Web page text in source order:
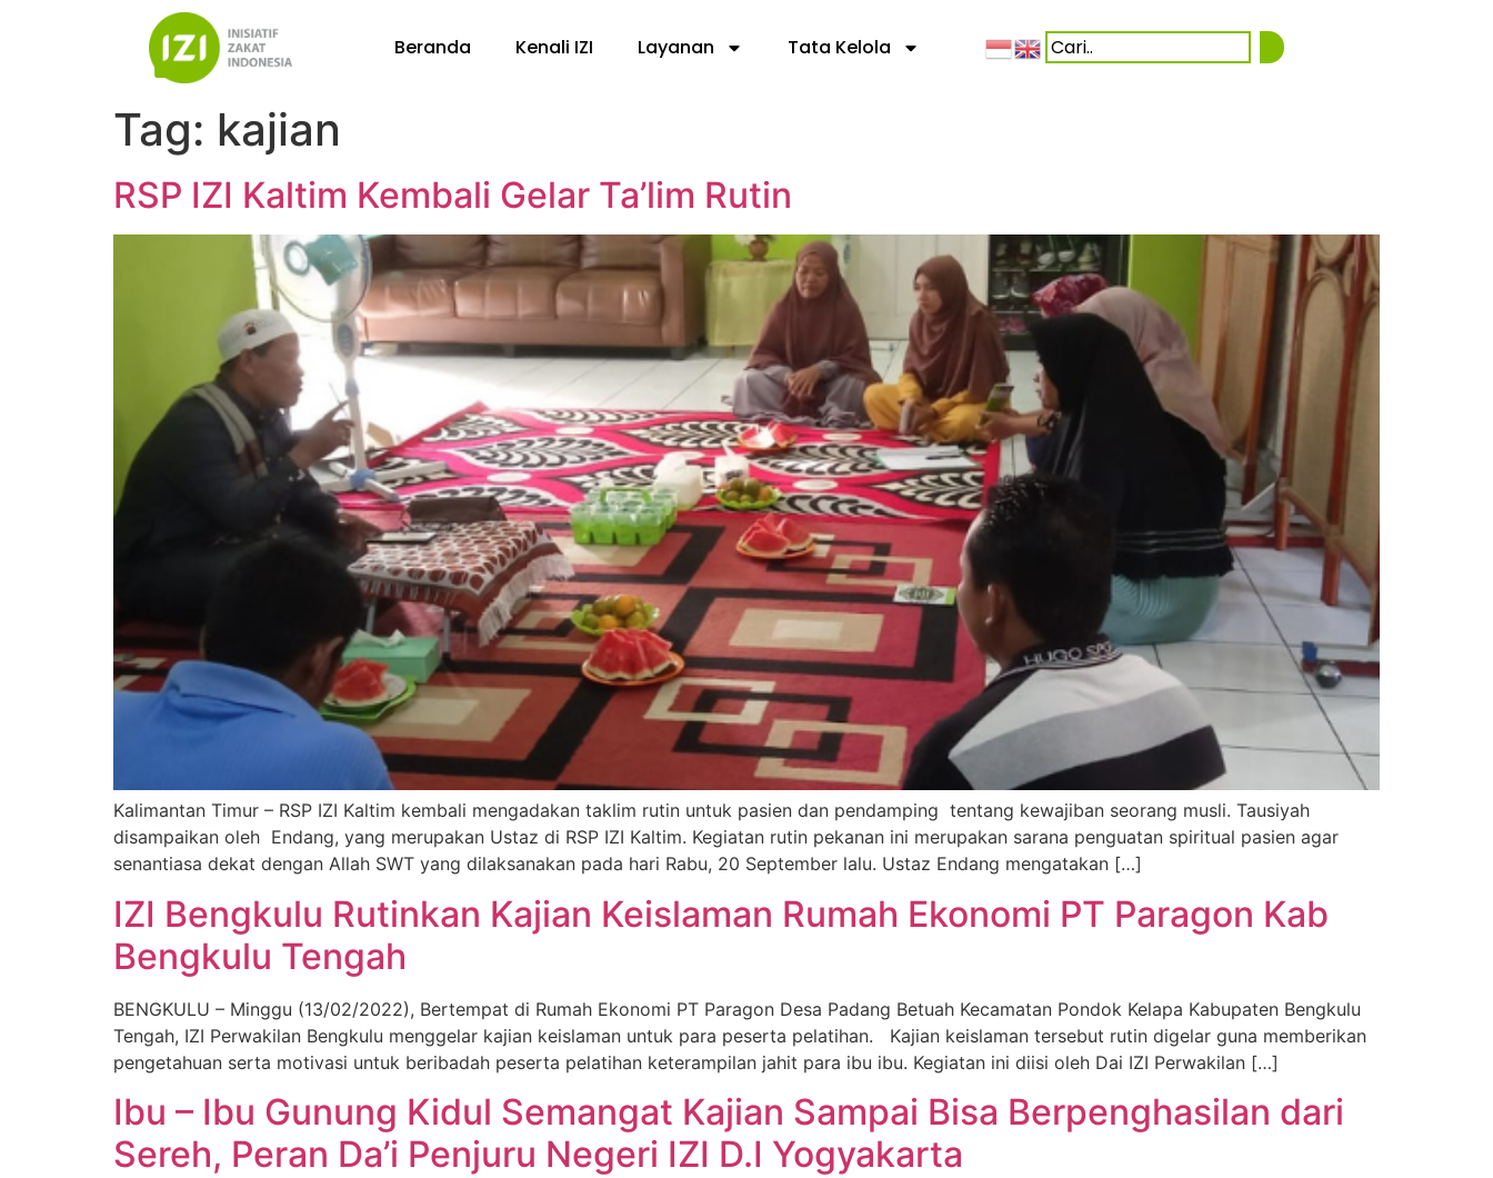
Beranda Kenali IZI Layanan Tata Kelola
Tag: kajian
RSP IZI Kaltim Kembali Gelar Ta’lim Rutin
Kalimantan Timur – RSP IZI Kaltim kembali mengadakan taklim rutin untuk pasien dan pendamping tentang kewajiban seorang musli. Tausiyah
disampaikan oleh Endang, yang merupakan Ustaz di RSP IZI Kaltim. Kegiatan rutin pekanan ini merupakan sarana penguatan spiritual pasien agar
senantiasa dekat dengan Allah SWT yang dilaksanakan pada hari Rabu, 20 September lalu. Ustaz Endang mengatakan […]
IZI Bengkulu Rutinkan Kajian Keislaman Rumah Ekonomi PT Paragon Kab
Bengkulu Tengah
BENGKULU – Minggu (13/02/2022), Bertempat di Rumah Ekonomi PT Paragon Desa Padang Betuah Kecamatan Pondok Kelapa Kabupaten Bengkulu
Tengah, IZI Perwakilan Bengkulu menggelar kajian keislaman untuk para peserta pelatihan. Kajian keislaman tersebut rutin digelar guna memberikan
pengetahuan serta motivasi untuk beribadah peserta pelatihan keterampilan jahit para ibu ibu. Kegiatan ini diisi oleh Dai IZI Perwakilan […]
Ibu – Ibu Gunung Kidul Semangat Kajian Sampai Bisa Berpenghasilan dari
Sereh, Peran Da’i Penjuru Negeri IZI D.I Yogyakarta